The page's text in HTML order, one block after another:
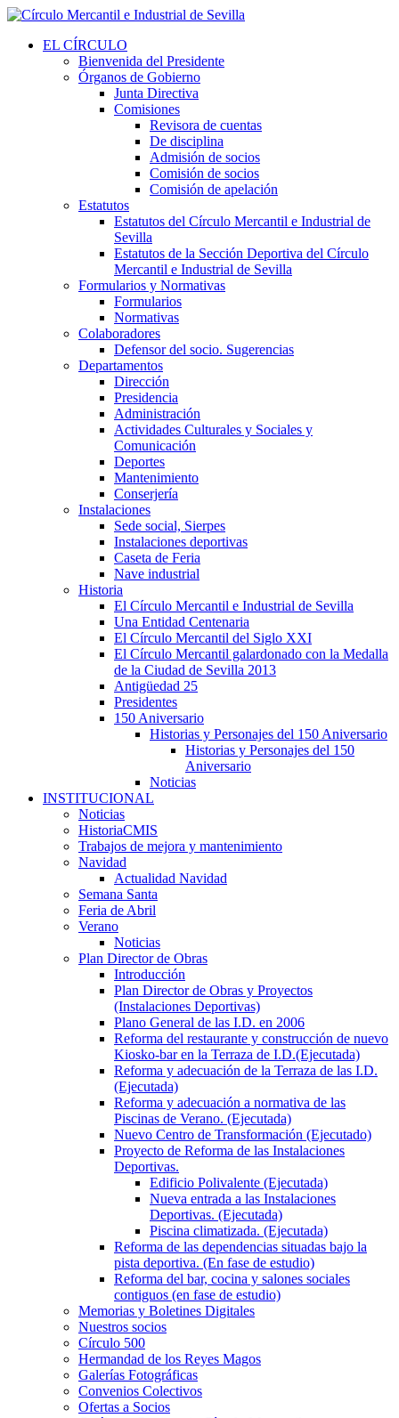
EL CÍRCULO
Bienvenida del Presidente
Órganos de Gobierno
Junta Directiva
Comisiones
Revisora de cuentas
De disciplina
Admisión de socios
Comisión de socios
Comisión de apelación
Estatutos
Estatutos del Círculo Mercantil e Industrial de
Sevilla
Estatutos de la Sección Deportiva del Círculo
Mercantil e Industrial de Sevilla
Formularios y Normativas
Formularios
Normativas
Colaboradores
Defensor del socio. Sugerencias
Departamentos
Dirección
Presidencia
Administración
Actividades Culturales y Sociales y
Comunicación
Deportes
Mantenimiento
Conserjería
Instalaciones
Sede social, Sierpes
Instalaciones deportivas
Caseta de Feria
Nave industrial
Historia
El Círculo Mercantil e Industrial de Sevilla
Una Entidad Centenaria
El Círculo Mercantil del Siglo XXI
El Círculo Mercantil galardonado con la Medalla
de la Ciudad de Sevilla 2013
Antigüedad 25
Presidentes
150 Aniversario
Historias y Personajes del 150 Aniversario
Historias y Personajes del 150
Aniversario
Noticias
INSTITUCIONAL
Noticias
HistoriaCMIS
Trabajos de mejora y mantenimiento
Navidad
Actualidad Navidad
Semana Santa
Feria de Abril
Verano
Noticias
Plan Director de Obras
Introducción
Plan Director de Obras y Proyectos
(Instalaciones Deportivas)
Plano General de las I.D. en 2006
Reforma del restaurante y construcción de nuevo
Kiosko-bar en la Terraza de I.D.(Ejecutada)
Reforma y adecuación de la Terraza de las I.D.
(Ejecutada)
Reforma y adecuación a normativa de las
Piscinas de Verano. (Ejecutada)
Nuevo Centro de Transformación (Ejecutado)
Proyecto de Reforma de las Instalaciones
Deportivas.
Edificio Polivalente (Ejecutada)
Nueva entrada a las Instalaciones
Deportivas. (Ejecutada)
Piscina climatizada. (Ejecutada)
Reforma de las dependencias situadas bajo la
pista deportiva. (En fase de estudio)
Reforma del bar, cocina y salones sociales
contiguos (en fase de estudio)
Memorias y Boletines Digitales
Nuestros socios
Círculo 500
Hermandad de los Reyes Magos
Galerías Fotográficas
Convenios Colectivos
Ofertas a Socios